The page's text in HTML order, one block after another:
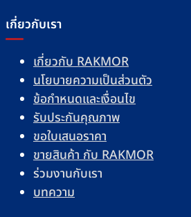
เกี่ยวกับเรา
เกี่ยวกับ RAKMOR
นโยบายความเป็นส่วนตัว
ข้อกำหนดและเงื่อนไข
รับประกันคุณภาพ
ขอใบเสนอราคา
ขายสินค้า กับ RAKMOR
ร่วมงานกับเรา
บทความ